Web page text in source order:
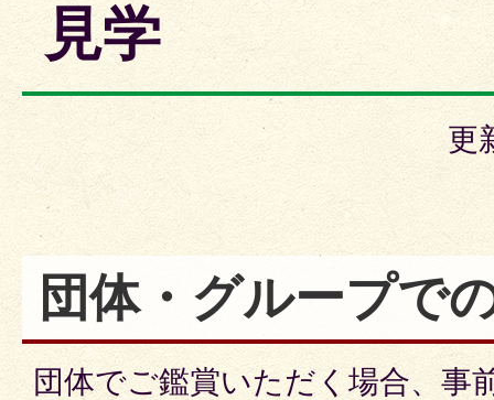
見学
更
団体・グループで
団体でご鑑賞いただく場合、事